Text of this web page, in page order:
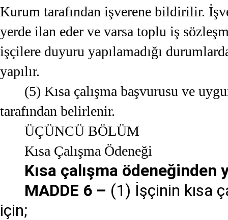
Kurum tarafından işverene bildirilir.
yerde ilan eder ve varsa toplu iş
işçilere duyuru yapılamadığı
yapılır.
(5) Kısa çalışma başvurusu ve
tarafından belirlenir.
ÜÇÜNCÜ BÖLÜM
Kısa Çalışma Ödeneği
Kısa çalışma ödeneğinden
MADDE 6 – (1) İşçinin kısa
için;